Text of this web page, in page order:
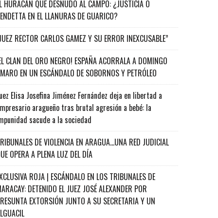
HURACÁN QUE DESNUDÓ AL CAMPO: ¿JUSTICIA O
EN EL LLANURAS DE GUARICO?
RECTOR CARLOS GAMEZ Y SU ERROR INEXCUSABLE”
CLAN DEL ORO NEGRO! ESPAÑA ACORRALA A DOMINGO
EN UN ESCÁNDALO DE SOBORNOS Y PETRÓLEO
Elisa Josefina Jiménez Fernández deja en libertad a
aragueño tras brutal agresión a bebé: la
sacude a la sociedad
DE VIOLENCIA EN ARAGUA…UNA RED JUDICIAL
OPERA A PLENA LUZ DEL DÍA
ROJA | ESCÁNDALO EN LOS TRIBUNALES DE
DETENIDO EL JUEZ JOSÉ ALEXANDER POR
EXTORSIÓN JUNTO A SU SECRETARIA Y UN